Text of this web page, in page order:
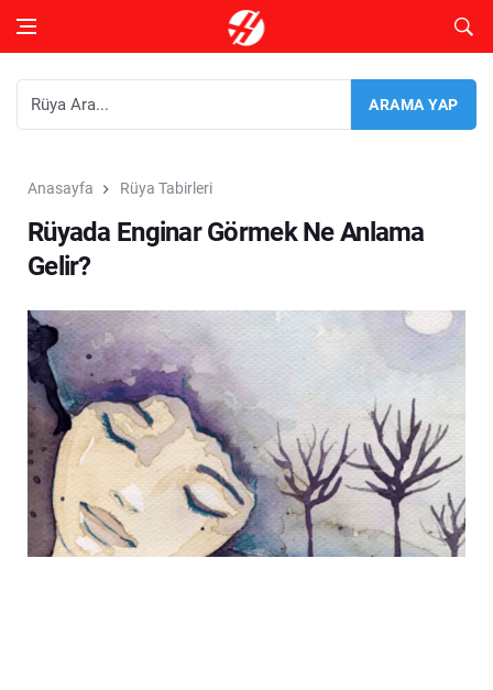
Anasayfa Rüya Tabirleri
Rüyada Enginar Görmek Ne Anlama
Gelir?